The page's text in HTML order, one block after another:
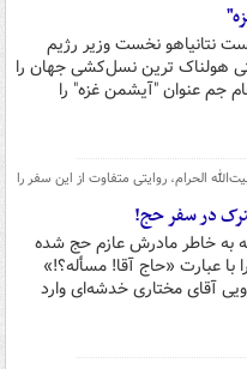
نتانیاهو نخست وزیر رژیم
هولناک ترین نسل‌کشی جهان را
جام جم عنوان "آیشمن غزه" را
الحرام، روایتی متفاوت از این سفر را
در سفر حج!
به خاطر مادرش عازم حج شده
با عبارت «حاج آقا! مسأله؟!»
آقای مختاری خدشه‌ای وارد